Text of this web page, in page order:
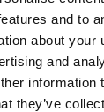
and to
about your
and
information
they’ve
Asemat ovat
kuten
MID-